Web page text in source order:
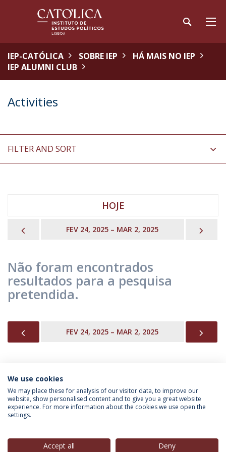
IEP-CATÓLICA SOBRE IEP
HÁ MAIS NO IEP
IEP ALUMNI CLUB
Activities
FILTER AND SORT
HOJE
PREVIOUSFEV 24, 2025 – MAR 2, 2025
Não foram encontrados
resultados para a pesquisa
pretendida.
PREVIOUSFEV 24, 2025 – MAR 2, 2025
INFORMAÇÃO PARA
We use cookies
We may place these for analysis of our visitor data, to improve our
website, show personalised content and to give you a great website
experience. For more information about the cookies we use open the
settings.
Accept all Deny